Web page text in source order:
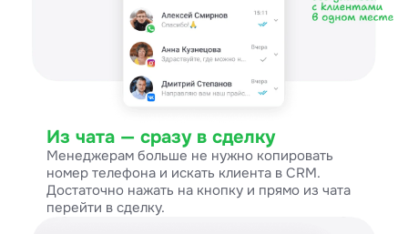
Из чата — сразу в сделку
Менеджерам больше не нужно копировать
номер телефона и искать клиента в CRM.
Достаточно нажать на кнопку и прямо из чата
перейти в сделку.